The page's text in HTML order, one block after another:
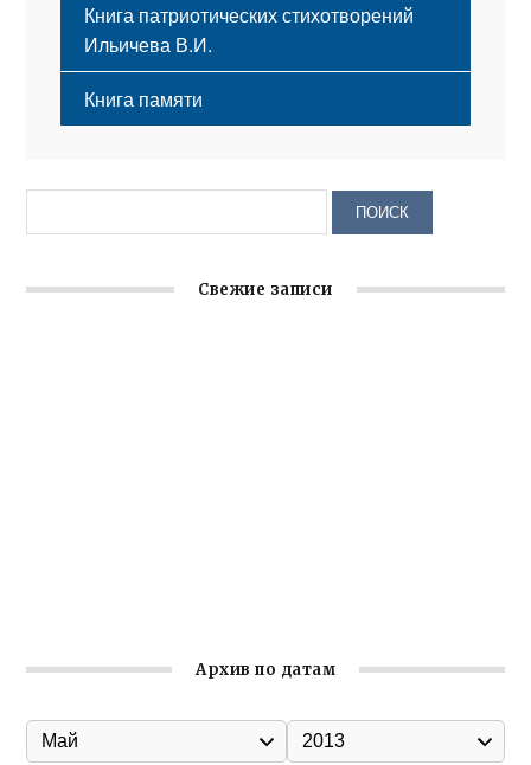
Книга патриотических стихотворений
Ильичева В.И.
Книга памяти
Свежие записи
Архив по датам